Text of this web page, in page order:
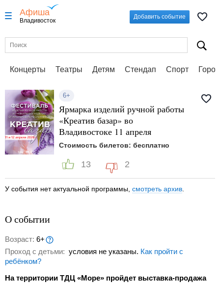
Афиша
Владивосток
Добавить событие
Концерты Театры Детям Стендап Спорт
6+
Ярмарка изделий ручной работы
«Креатив базар» во
Владивостоке 11 апреля
Стоимость билетов: бесплатно
13 2
У события нет актуальной программы, смотреть архив
О событии
Возраст: 6+
Проход с детьми: условия не указаны. Как пройти с
ребёнком?
На территории ТДЦ «Море» пройдет выставка-продажа